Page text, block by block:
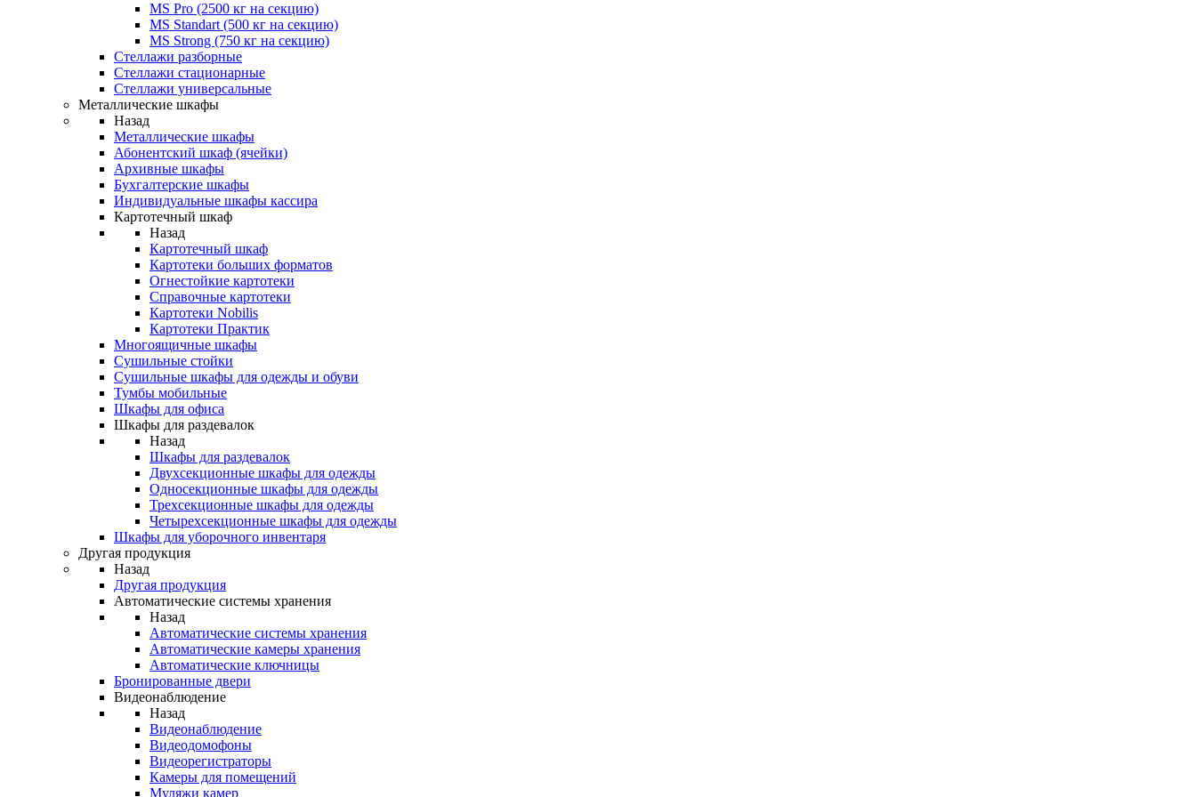
MS Pro (2500 кг на секцию)
MS Standart (500 кг на секцию)
MS Strong (750 кг на секцию)
Стеллажи разборные
Стеллажи стационарные
Стеллажи универсальные
Металлические шкафы
Назад
Металлические шкафы
Абонентский шкаф (ячейки)
Архивные шкафы
Бухгалтерские шкафы
Индивидуальные шкафы кассира
Картотечный шкаф
Назад
Картотечный шкаф
Картотеки больших форматов
Огнестойкие картотеки
Справочные картотеки
Картотеки Nobilis
Картотеки Практик
Многоящичные шкафы
Сушильные стойки
Сушильные шкафы для одежды и обуви
Тумбы мобильные
Шкафы для офиса
Шкафы для раздевалок
Назад
Шкафы для раздевалок
Двухсекционные шкафы для одежды
Односекционные шкафы для одежды
Трехсекционные шкафы для одежды
Четырехсекционные шкафы для одежды
Шкафы для уборочного инвентаря
Другая продукция
Назад
Другая продукция
Автоматические системы хранения
Назад
Автоматические системы хранения
Автоматические камеры хранения
Автоматические ключницы
Бронированные двери
Видеонаблюдение
Назад
Видеонаблюдение
Видеодомофоны
Видеорегистраторы
Камеры для помещений
Муляжи камер